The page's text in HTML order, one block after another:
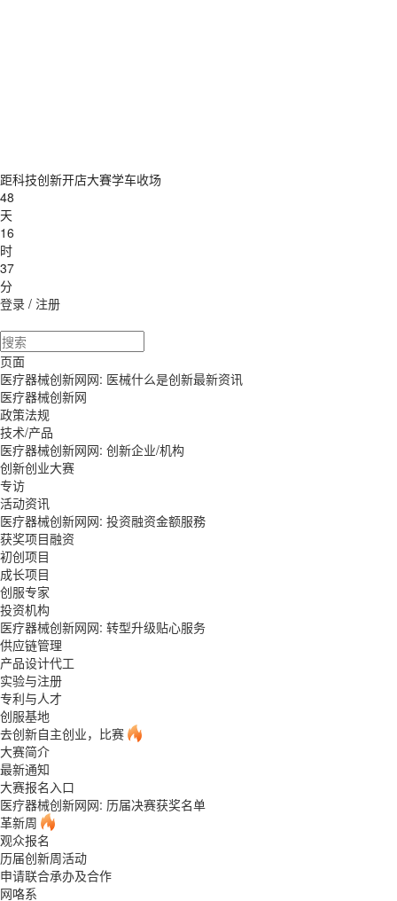
距科技创新开店大賽学车收场
48
天
16
时
37
分
登录 / 注册
页面
医疗器械创新网网: 医械什么是创新最新资讯
医疗器械创新网
政策法规
技术/产品
医疗器械创新网网: 创新企业/机构
创新创业大赛
专访
活动资讯
医疗器械创新网网: 投资融资金额服務
获奖项目融资
初创项目
成长项目
创服专家
投资机构
医疗器械创新网网: 转型升级贴心服务
供应链管理
产品设计代工
实验与注册
专利与人才
创服基地
去创新自主创业，比赛
大赛简介
最新通知
大赛报名入口
医疗器械创新网网: 历届决赛获奖名单
革新周
观众报名
历届创新周活动
申请联合承办及合作
网咯系